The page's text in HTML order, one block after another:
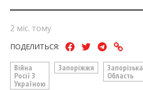
2 міс. тому
ПОДЕЛИТЬСЯ:
Війна
Росії З
Україною
Запоріжжя
Запорізька
Область